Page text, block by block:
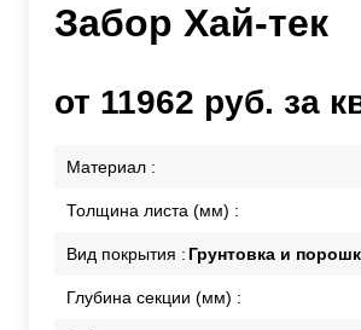
Забор Хай-тек
от 11962 руб. за
Материал :
Толщина листа (мм) :
Вид покрытия : Грунтовка и
Глубина секции (мм) :